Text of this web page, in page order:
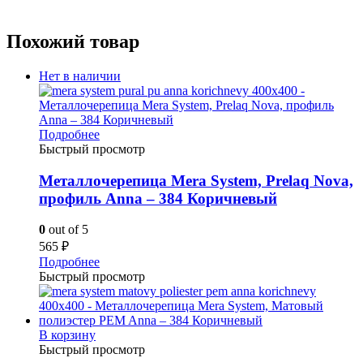
Похожий товар
Нет в наличии
Подробнее
Быстрый просмотр
Металлочерепица Mera System, Prelaq Nova,
профиль Anna – 384 Коричневый
0 out of 5
565 ₽
Подробнее
Быстрый просмотр
В корзину
Быстрый просмотр